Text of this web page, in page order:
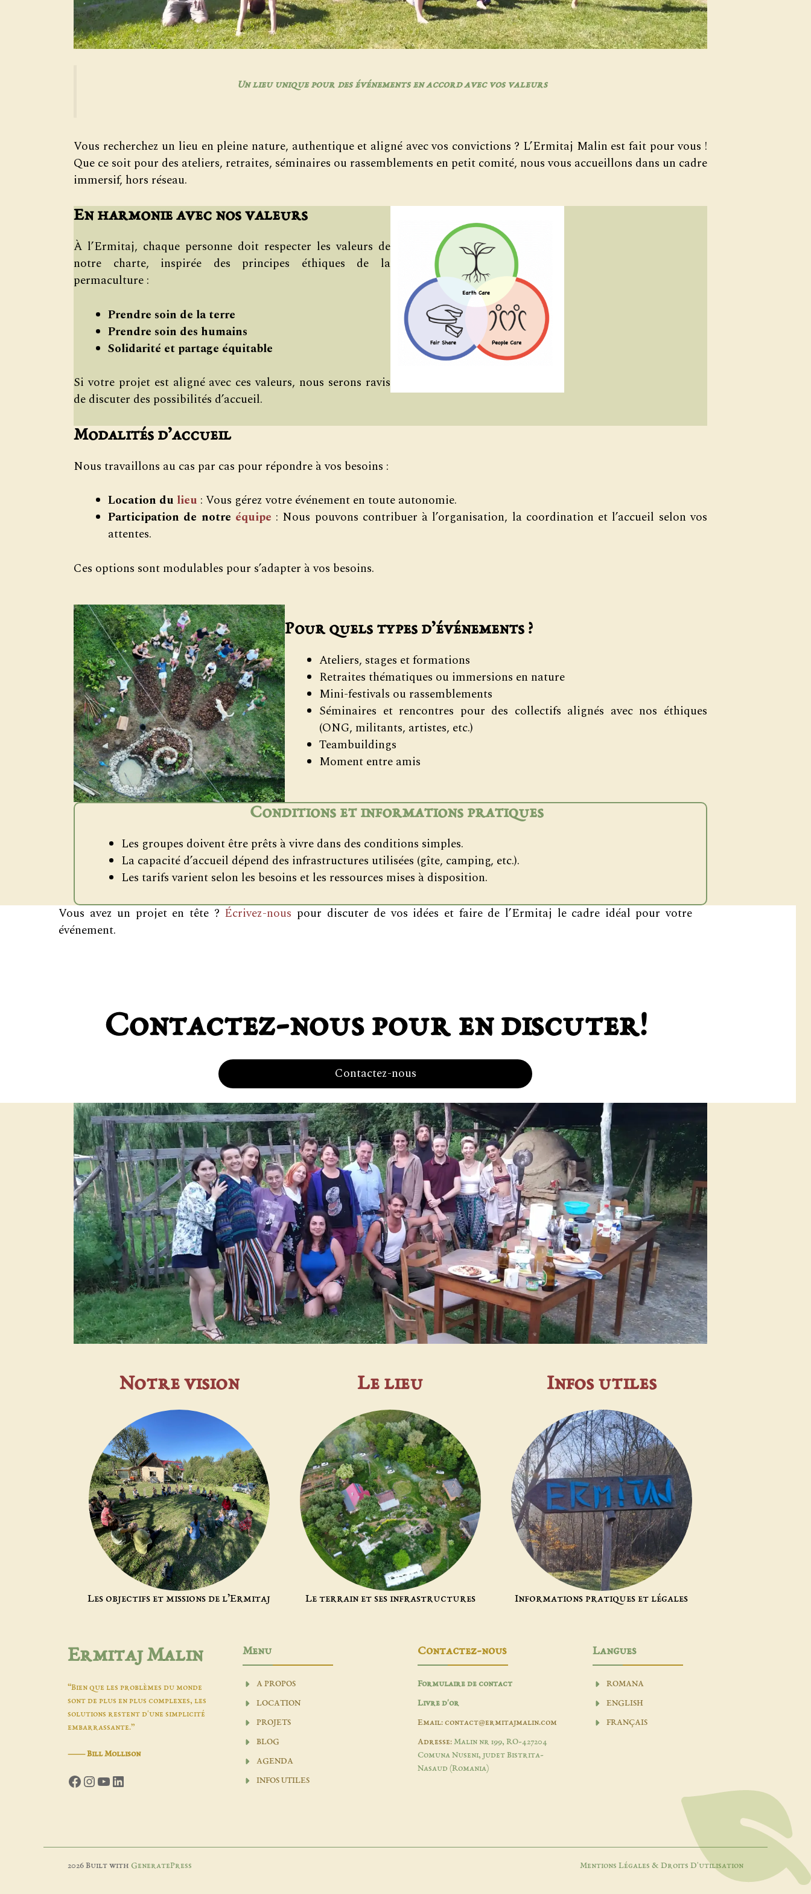
Un lieu unique pour des événements en accord avec vos valeurs
Vous recherchez un lieu en pleine nature, authentique et aligné avec vos convictions ? L’Ermitaj Malin est fait pour vous !
Que ce soit pour des ateliers, retraites, séminaires ou rassemblements en petit comité, nous vous accueillons dans un cadre
immersif, hors réseau.
En harmonie avec nos valeurs
À l’Ermitaj, chaque personne doit respecter les valeurs de
notre charte, inspirée des principes éthiques de la
permaculture :
Prendre soin de la terre
Prendre soin des humains
Solidarité et partage équitable
Si votre projet est aligné avec ces valeurs, nous serons ravis
de discuter des possibilités d’accueil.
Modalités d’accueil
Nous travaillons au cas par cas pour répondre à vos besoins :
Location du lieu : Vous gérez votre événement en toute autonomie.
Participation de notre équipe : Nous pouvons contribuer à l’organisation, la coordination et l’accueil selon vos
attentes.
Ces options sont modulables pour s’adapter à vos besoins.
Pour quels types d’événements ?
Ateliers, stages et formations
Retraites thématiques ou immersions en nature
Mini-festivals ou rassemblements
Séminaires et rencontres pour des collectifs alignés avec nos éthiques
(ONG, militants, artistes, etc.)
Teambuildings
Moment entre amis
Conditions et informations pratiques
Les groupes doivent être prêts à vivre dans des conditions simples.
La capacité d’accueil dépend des infrastructures utilisées (gîte, camping, etc.).
Les tarifs varient selon les besoins et les ressources mises à disposition.
Vous avez un projet en tête ? Écrivez-nous pour discuter de vos idées et faire de l’Ermitaj le cadre idéal pour votre
événement.
Contactez-nous pour en discuter!
Contactez-nous
Notre vision
Les objectifs et missions de l’Ermitaj
Le lieu
Le terrain et ses infrastructures
Infos utiles
Informations pratiques et légales
Ermitaj Malin
“Bien que les problèmes du monde
sont de plus en plus complexes, les
solutions restent d'une simplicité
embarrassante.”
―Bill Mollison
Facebook
Instagram
YouTube
LinkedIn
Menu
A PROPOS
LOCATION
PROJETS
BLOG
AGENDA
INFOS UTILES
Contactez-nous
Formulaire de contact
Livre d'or
Email: contact@ermitajmalin.com
Adresse: Malin nr 199, RO-427204
Comuna Nuseni, judet Bistrita-
Nasaud (Romania)
Langues
ROMANA
ENGLISH
FRANÇAIS
2026 Built with GeneratePress Mentions Légales & Droits D'utilisation